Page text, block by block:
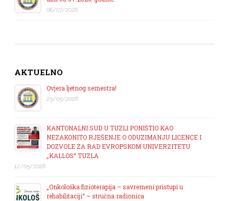
08/07/2026
AKTUELNO
Ovjera ljetnog semestra!
25/05/2026
KANTONALNI SUD U TUZLI PONIŠTIO KAO
NEZAKONITO RJEŠENJE O ODUZIMANJU LICENCE I
DOZVOLE ZA RAD EVROPSKOM UNIVERZITETU
„KALLOS“ TUZLA
12/05/2026
„Onkološka fizioterapija – savremeni pristupi u
rehabilitaciji“ – stručna radionica